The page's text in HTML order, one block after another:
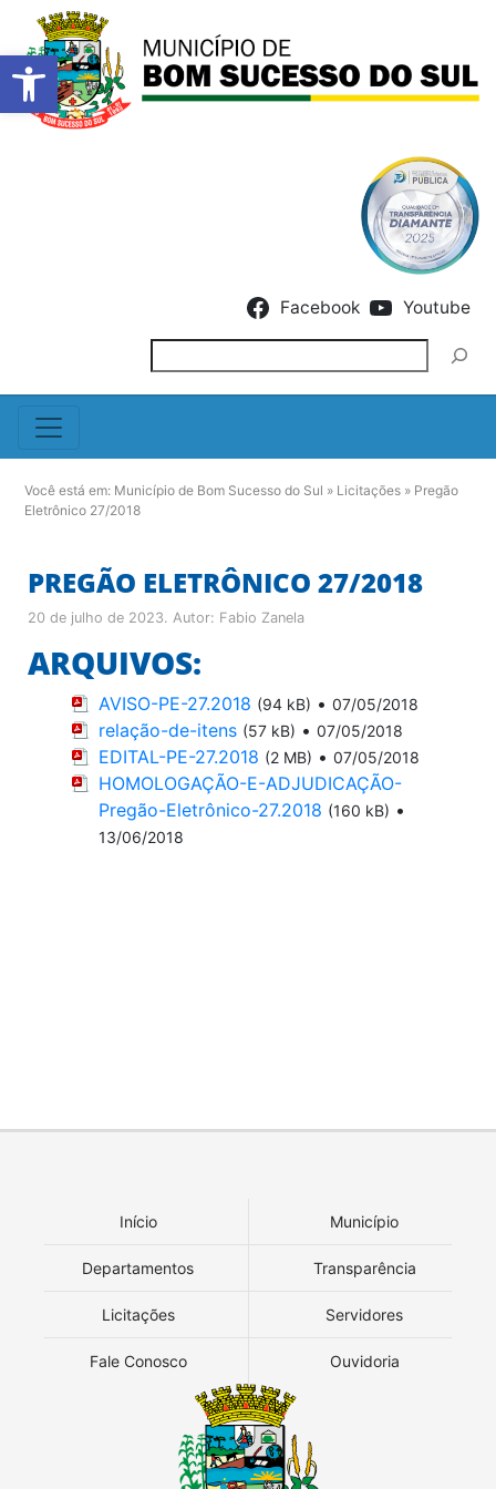
Barra de Ferramentas
Facebook Youtube
Você está em: Município de Bom Sucesso do Sul » Licitações » Pregão
Eletrônico 27/2018
PREGÃO ELETRÔNICO 27/2018
20 de julho de 2023. Autor: Fabio Zanela
ARQUIVOS:
AVISO-PE-27.2018 (94 kB) • 07/05/2018
relação-de-itens (57 kB) • 07/05/2018
EDITAL-PE-27.2018 (2 MB) • 07/05/2018
HOMOLOGAÇÃO-E-ADJUDICAÇÃO-
Pregão-Eletrônico-27.2018 (160 kB) •
13/06/2018
Início Município
Departamentos Transparência
Licitações Servidores
Fale Conosco Ouvidoria